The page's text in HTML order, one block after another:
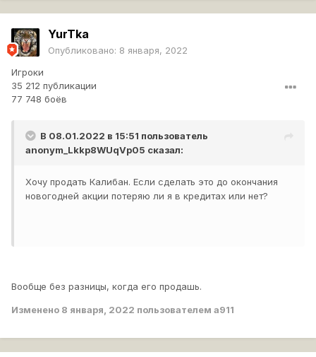
YurTka
Опубликовано: 8 января, 2022
Игроки
35 212 публикации
77 748 боёв
В 08.01.2022 в 15:51 пользователь
anonym_Lkkp8WUqVp05 сказал:
Хочу продать Калибан. Если сделать это до окончания
новогодней акции потеряю ли я в кредитах или нет?
Вообще без разницы, когда его продашь.
Изменено 8 января, 2022 пользователем a911